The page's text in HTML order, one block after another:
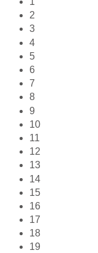
2
3
4
5
6
7
8
9
10
11
12
13
14
15
16
17
18
19